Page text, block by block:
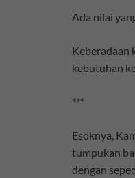
Ada nilai
Keberadaan
kebutuhan
***
Esoknya,
tumpukan
dengan